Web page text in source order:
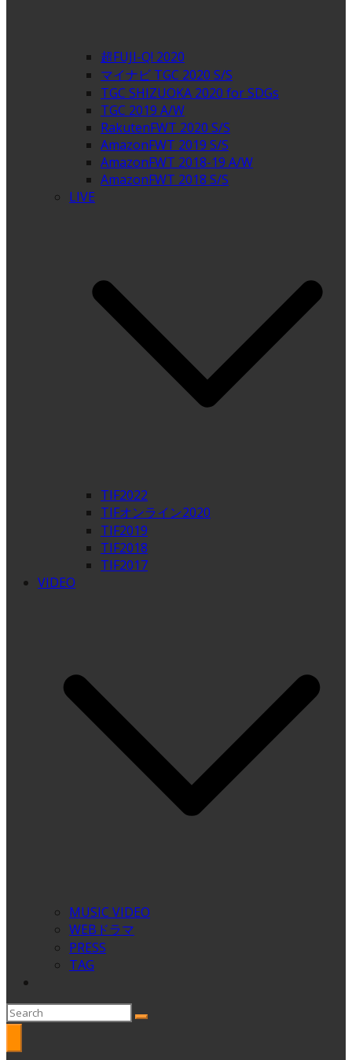
超FUJI-Q! 2020
マイナビ TGC 2020 S/S
TGC SHIZUOKA 2020 for SDGs
TGC 2019 A/W
RakutenFWT 2020 S/S
AmazonFWT 2019 S/S
AmazonFWT 2018-19 A/W
AmazonFWT 2018 S/S
LIVE
TIF2022
TIFオンライン2020
TIF2019
TIF2018
TIF2017
VIDEO
MUSIC VIDEO
WEBドラマ
PRESS
TAG